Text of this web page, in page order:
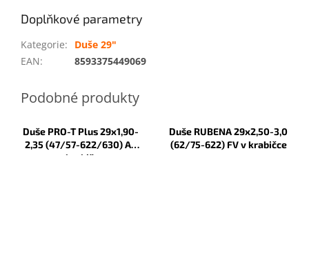
Doplňkové parametry
Kategorie:
Duše 29"
EAN: 8593375449069
Duše PRO-T Plus 29x1,90-
2,35 (47/57-622/630) AV
v krabičce
Duše RUBENA 29x2,50-3,0
(62/75-622) FV v krabičce